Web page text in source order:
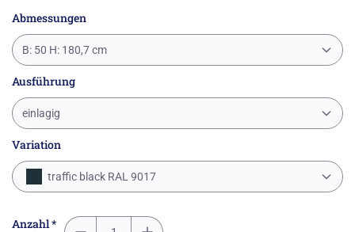
Abmessungen
B: 50 H: 180,7 cm
Ausführung
einlagig
Variation
traffic black RAL 9017
Anzahl *